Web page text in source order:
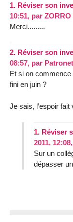
1. Réviser son
10:51, par ZORRO
Merci.........
2. Réviser son
08:57, par
Et si on
fini en juin ?
Je sais, l’espoir fait
1. Réviser
2011, 12:08,
Sur un
dépasser